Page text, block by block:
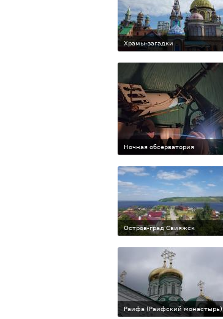
Храмы-загадки
Ночная обсерватория
Остров-град Свияжск
Раифа (Раифский монастырь)